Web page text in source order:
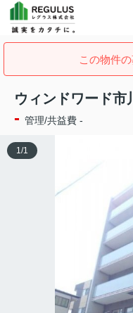
この物件
ウィンドワード市川
- 管理/共益費 -
1/1